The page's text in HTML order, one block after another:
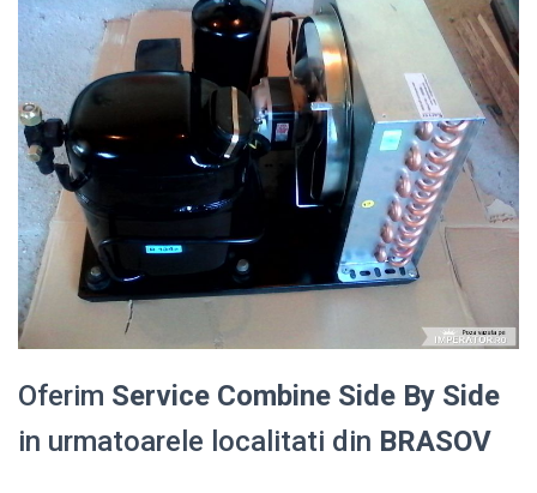
Oferim Service Combine Side By Side
in urmatoarele localitati din BRASOV